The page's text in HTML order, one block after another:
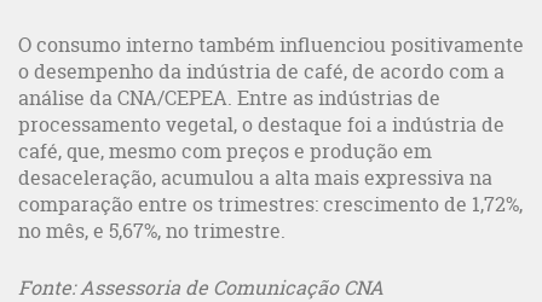
O consumo interno também influenciou positivamente
o desempenho da indústria de café, de acordo com a
análise da CNA/CEPEA. Entre as indústrias de
processamento vegetal, o destaque foi a indústria de
café, que, mesmo com preços e produção em
desaceleração, acumulou a alta mais expressiva na
comparação entre os trimestres: crescimento de 1,72%,
no mês, e 5,67%, no trimestre.
Fonte: Assessoria de Comunicação CNA